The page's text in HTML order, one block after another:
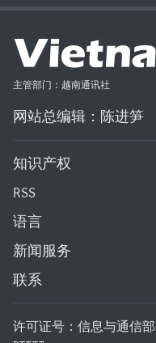
主管部门：越南通讯社
网站总编辑：陈进笋
知识产权
RSS
语言
新闻服务
联系
许可证号：信息与通信部